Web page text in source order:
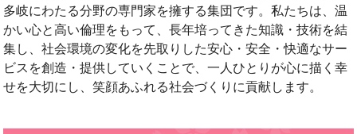
多岐にわたる分野の専門家を擁する集団です。私たちは、温
かい心と高い倫理をもって、長年培ってきた知識・技術を結
集し、社会環境の変化を先取りした安心・安全・快適なサー
ビスを創造・提供していくことで、一人ひとりが心に描く幸
せを大切にし、笑顔あふれる社会づくりに貢献します。